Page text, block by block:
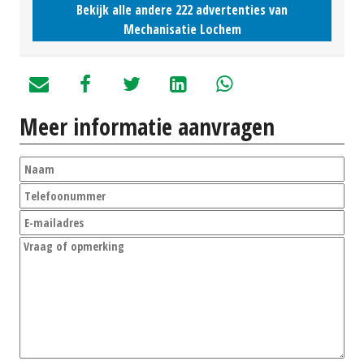
Bekijk alle andere 222 advertenties van
Mechanisatie Lochem
Meer informatie aanvragen